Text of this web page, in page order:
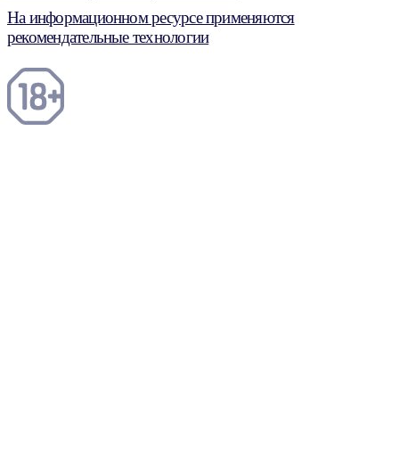
На информационном ресурсе применяются
рекомендательные технологии